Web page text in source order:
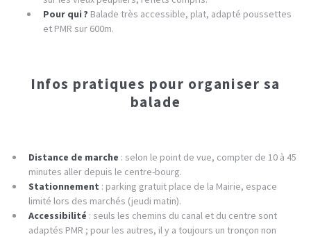
Pour qui ? Balade très accessible, plat, adapté poussettes
et PMR sur 600m.
Infos pratiques pour organiser sa
balade
Distance de marche : selon le point de vue, compter de 10 à 45
minutes aller depuis le centre-bourg.
Stationnement : parking gratuit place de la Mairie, espace
limité lors des marchés (jeudi matin).
Accessibilité : seuls les chemins du canal et du centre sont
adaptés PMR ; pour les autres, il y a toujours un tronçon non